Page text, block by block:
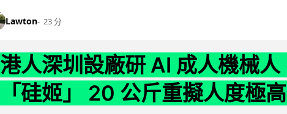
Lawton 23 分
港人深圳設廠研 AI 成人機械人
「硅姬」 20 公斤重擬人度極高